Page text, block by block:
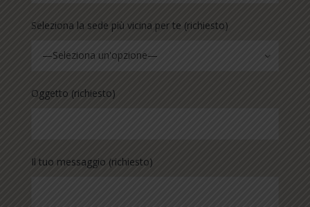
Seleziona la sede più vicina per te (richiesto)
—Seleziona un'opzione—
Oggetto (richiesto)
Il tuo messaggio (richiesto)